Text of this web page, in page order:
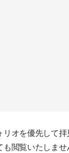
オを優先して
閲覧いたしま